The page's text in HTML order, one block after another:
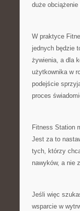
duże
W praktyce
jednych będzie
żywienia, a dla
użytkownika w
podejście
proces
Fitness Station
Jest za to
tych, którzy
nawyków, a nie
Jeśli więc
wsparcie w